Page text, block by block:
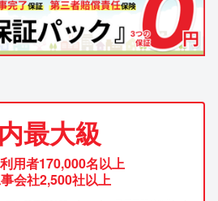
最大級
用者170,000名以上
会社2,500社以上